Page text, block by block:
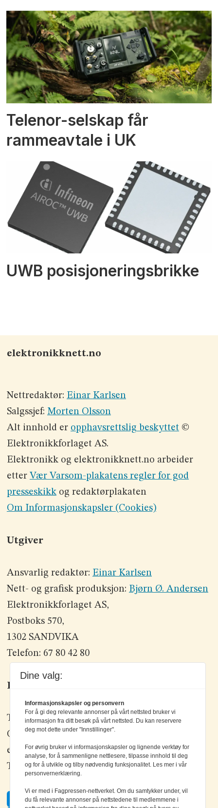
Telenor-selskap får
rammeavtale i UK
UWB posisjoneringsbrikke
elektronikknett.no
Nettredaktør: Einar Karlsen
Salgssjef: Morten Olsson
Alt innhold er opphavsrettslig beskyttet©
Elektronikkforlaget AS.
Elektronikk og elektronikknett.no arbeider
etter Vær Varsom-plakatens regler for god
presseskikkog redaktørplakaten
Om Informasjonskapsler (Cookies)
Utgiver
Ansvarlig redaktør: Einar Karlsen
Nett- og grafisk produksjon: Bjørn Ø. Andersen
Elektronikkforlaget AS,
Postboks 570,
1302 SANDVIKA
Telefon: 67 80 42 80
Kontakt oss
Tlf: +47 67 80 42 80
Olav Brunborgs vei 6, 1396 Billingstad
epost: elektronikk@elektronikkforlaget.no
Tips oss:tips@elektronikkforlaget.no
Facebook
Dine valg:
Informasjonskapsler og personvern
For å gi deg relevante annonser på vårt nettsted bruker vi
informasjon fra ditt besøk på vårt nettsted. Du kan reservere
deg mot dette under "Innstillinger".
For øvrig bruker vi informasjonskapsler og lignende verktøy for
analyse, for å sammenligne nettlesere, tilpasse innhold til deg
og for å utvikle og tilby nødvendig funksjonalitet. Les mer i vår
personvernerklæring.
Vi er med i Fagpressen-nettverket. Om du samtykker under, vil
du få relevante annonser på nettstedene til medlemmene i